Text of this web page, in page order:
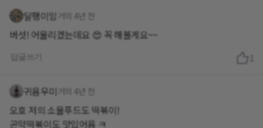
달팽이잉 거의 4년 전
버섯! 어울리겠는데요 😍 꼭 해볼게요~~
답글쓰기 1
귀욤우미 거의 4년 전
오호 저의 소울푸드도 떡볶이!
곤약떡볶이도 맛있어욤 ㅋ